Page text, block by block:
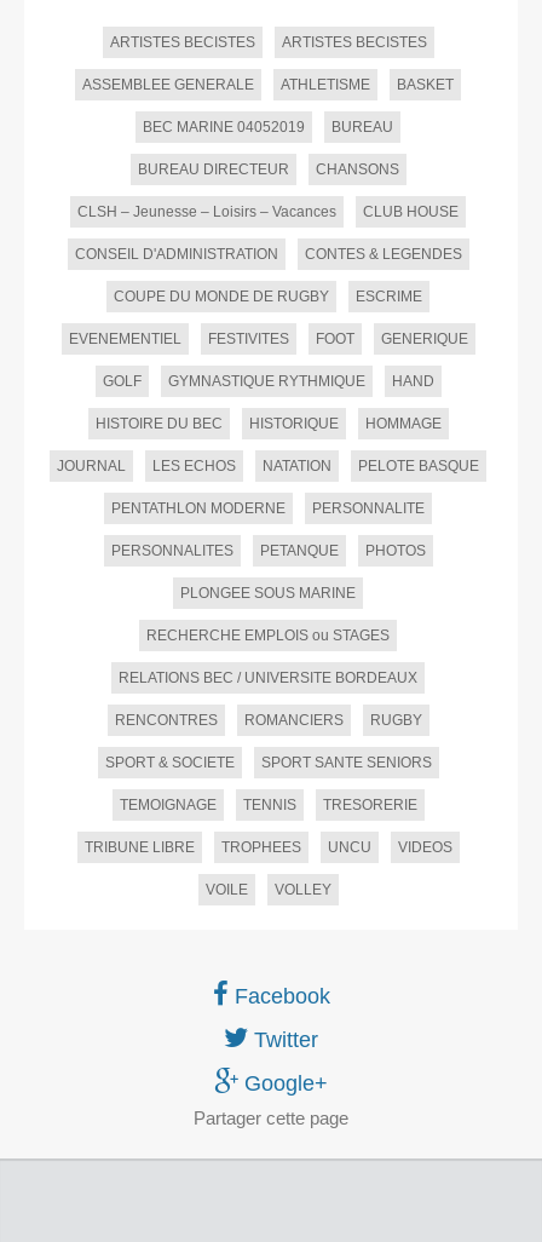
ARTISTES BECISTES ARTISTES BECISTES
ASSEMBLEE GENERALE ATHLETISME BASKET
BEC MARINE 04052019 BUREAU
BUREAU DIRECTEUR CHANSONS
CLSH – Jeunesse – Loisirs – Vacances CLUB HOUSE
CONSEIL D'ADMINISTRATION CONTES & LEGENDES
COUPE DU MONDE DE RUGBY ESCRIME
EVENEMENTIEL FESTIVITES FOOT GENERIQUE
GOLF GYMNASTIQUE RYTHMIQUE HAND
HISTOIRE DU BEC HISTORIQUE HOMMAGE
JOURNAL LES ECHOS NATATION PELOTE BASQUE
PENTATHLON MODERNE PERSONNALITE
PERSONNALITES PETANQUE PHOTOS
PLONGEE SOUS MARINE
RECHERCHE EMPLOIS ou STAGES
RELATIONS BEC / UNIVERSITE BORDEAUX
RENCONTRES ROMANCIERS RUGBY
SPORT & SOCIETE SPORT SANTE SENIORS
TEMOIGNAGE TENNIS TRESORERIE
TRIBUNE LIBRE TROPHEES UNCU VIDEOS
VOILE VOLLEY
Facebook
Twitter
Google+
Partager cette page